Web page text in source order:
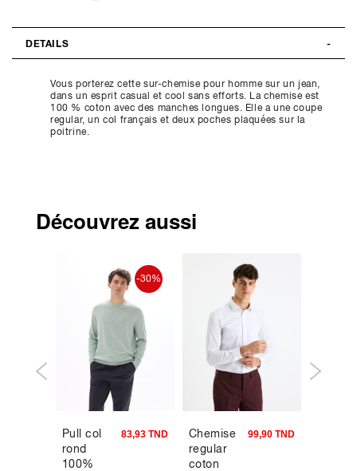
DETAILS
Vous porterez cette sur-chemise pour homme sur un jean,
dans un esprit casual et cool sans efforts. La chemise est
100 % coton avec des manches longues. Elle a une coupe
regular, un col français et deux poches plaquées sur la
poitrine.
Découvrez aussi
-30%
Pull col
rond
100%
83,93 TND
Chemise
regular
coton
99,90 TND